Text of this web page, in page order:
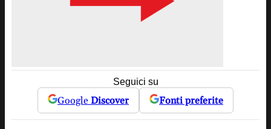
Seguici su
Google Discover Fonti preferite